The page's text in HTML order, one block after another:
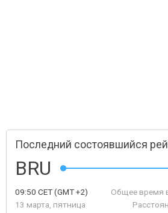
Последний состоявшийся
BRU
09:50 CET(GMT +2)
13 марта, пятница
Общее время